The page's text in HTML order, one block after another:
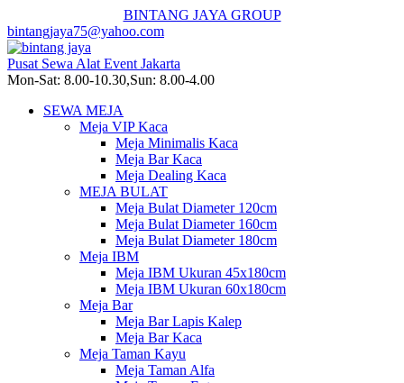
BINTANG JAYA GROUP
bintangjaya75@yahoo.com
Pusat Sewa Alat Event Jakarta
Mon-Sat: 8.00-10.30,Sun: 8.00-4.00
SEWA MEJA
Meja VIP Kaca
Meja Minimalis Kaca
Meja Bar Kaca
Meja Dealing Kaca
MEJA BULAT
Meja Bulat Diameter 120cm
Meja Bulat Diameter 160cm
Meja Bulat Diameter 180cm
Meja IBM
Meja IBM Ukuran 45x180cm
Meja IBM Ukuran 60x180cm
Meja Bar
Meja Bar Lapis Kalep
Meja Bar Kaca
Meja Taman Kayu
Meja Taman Alfa